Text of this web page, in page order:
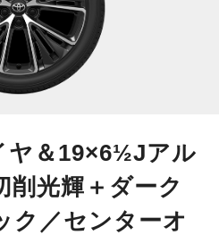
ヤ＆19×6½Jアル
削光輝＋ダーク
ク／センターオ